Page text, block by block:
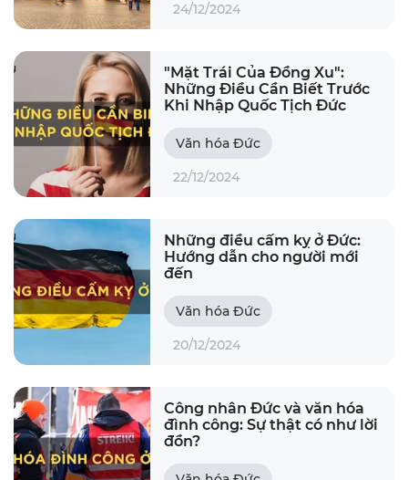
24/12/2024
"Mặt Trái Của Đồng Xu":
Những Điều Cần Biết Trước
Khi Nhập Quốc Tịch Đức
Văn hóa Đức
22/12/2024
Những điều cấm kỵ ở Đức:
Hướng dẫn cho người mới
đến
Văn hóa Đức
20/12/2024
Công nhân Đức và văn hóa
đình công: Sự thật có như lời
đồn?